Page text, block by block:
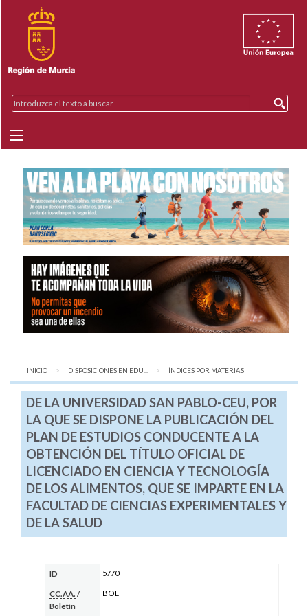
INICIO DISPOSICIONES EN EDU... AQUÍ:
ÍNDICES POR MATERIAS
DE LA UNIVERSIDAD SAN PABLO-CEU, POR
LA QUE SE DISPONE LA PUBLICACIÓN DEL
PLAN DE ESTUDIOS CONDUCENTE A LA
OBTENCIÓN DEL TÍTULO OFICIAL DE
LICENCIADO EN CIENCIA Y TECNOLOGÍA
DE LOS ALIMENTOS, QUE SE IMPARTE EN LA
FACULTAD DE CIENCIAS EXPERIMENTALES Y
DE LA SALUD
ID 5770
CC.AA. /
Boletín
BOE